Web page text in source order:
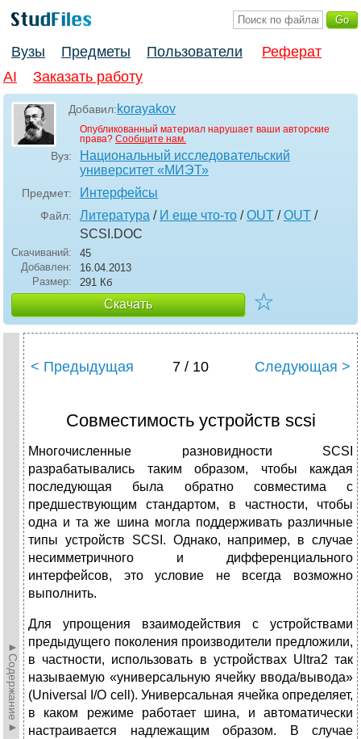
Вузы Предметы Пользователи
Реферат
AI
Заказать работу
Добавил:korayakov
Опубликованный материал нарушает ваши авторские
права? Сообщите нам.
Вуз:
Национальный исследовательский
университет «МИЭТ»
Предмет: Интерфейсы
Файл: Литература / И еще что-то /OUT /OUT /
SCSI .DOC
Скачиваний:
45
Добавлен:
16.04.2013
Размер:
291 Кб
Скачать ☆
►Содержание►
< Предыдущая 7 / 10 Следующая >
Совместимость устройств scsi
Многочисленные разновидности SCSI
разрабатывались таким образом, чтобы каждая
последующая была обратно совместима с
предшествующим стандартом, в частности, чтобы
одна и та же шина могла поддерживать различные
типы устройств SCSI. Однако, например, в случае
несимметричного и дифференциального
интерфейсов, это условие не всегда возможно
выполнить.
Для упрощения взаимодействия с устройствами
предыдущего поколения производители предложили,
в частности, использовать в устройствах Ultra2 так
называемую «универсальную ячейку ввода/вывода»
(Universal I/O cell). Универсальная ячейка определяет,
в каком режиме работает шина, и автоматически
настраивается надлежащим образом. В случае